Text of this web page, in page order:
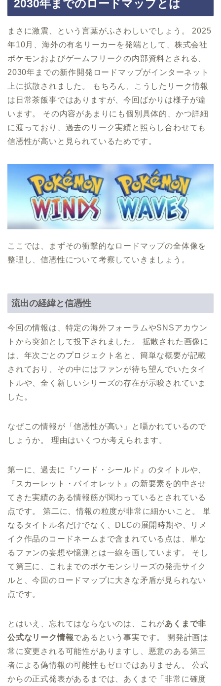
2030年までのロードマップとは
まさに激震、という言葉がふさわしいでしょう。 2025
年10月、海外の有名リーカーを発端として、株式会社
ポケモンおよびゲームフリークの内部資料とされる、
2030年までの新作開発ロードマップがインターネット
上に拡散されました。 もちろん、こうしたリーク情報
は日常茶飯事ではありますが、今回ばかりは様子が違
います。 その内容があまりにも個別具体的、かつ詳細
に渡っており、過去のリーク実績と照らし合わせても
信憑性が高いと見られているためです。
ここでは、まずその衝撃的なロードマップの全体像を
整理し、信憑性について考察していきましょう。
流出の経緯と信憑性
今回の情報は、特定の海外フォーラムやSNSアカウン
トから突如として投下されました。 拡散された画像に
は、年次ごとのプロジェクト名と、簡単な概要が記載
されており、その中にはファンが待ち望んでいたタイ
トルや、全く新しいシリーズの存在が示唆されていま
した。
なぜこの情報が「信憑性が高い」と囁かれているので
しょうか。 理由はいくつか考えられます。
第一に、過去に『ソード・シールド』のタイトルや、
『スカーレット・バイオレット』の新要素を的中させ
てきた実績のある情報筋が関わっているとされている
点です。 第二に、情報の粒度が非常に細かいこと。 単
なるタイトル名だけでなく、DLCの展開時期や、リメ
イク作品のコードネームまで含まれている点は、単な
るファンの妄想や憶測とは一線を画しています。 そし
て第三に、これまでのポケモンシリーズの発売サイク
ルと、今回のロードマップに大きな矛盾が見られない
点です。
とはいえ、忘れてはならないのは、これがあくまで非
公式なリーク情報であるという事実です。 開発計画は
常に変更される可能性がありますし、悪意のある第三
者による偽情報の可能性もゼロではありません。 公式
からの正式発表があるまでは、あくまで「非常に確度